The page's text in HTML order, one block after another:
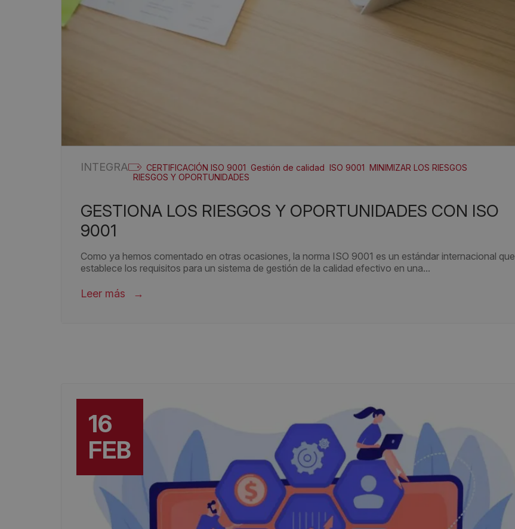
INTEGRA CERTIFICACIÓN ISO 9001 Gestión de calidad ISO 9001 MINIMIZAR LOS RIESGOS
RIESGOS Y OPORTUNIDADES
GESTIONA LOS RIESGOS Y OPORTUNIDADES CON ISO
9001
Como ya hemos comentado en otras ocasiones, la norma ISO 9001 es un estándar internacional que
establece los requisitos para un sistema de gestión de la calidad efectivo en una...
Leer más
16
FEB